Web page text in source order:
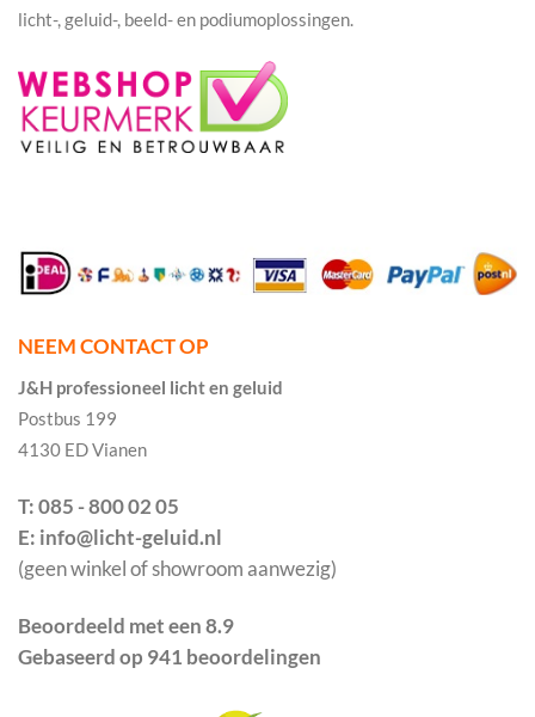
licht-, geluid-, beeld- en podiumoplossingen.
NEEM CONTACT OP
J&H professioneel licht en geluid
Postbus 199
4130 ED Vianen
T: 085 - 800 02 05
E: info@licht-geluid.nl
(geen winkel of showroom aanwezig)
Beoordeeld met een 8.9
Gebaseerd op 941 beoordelingen